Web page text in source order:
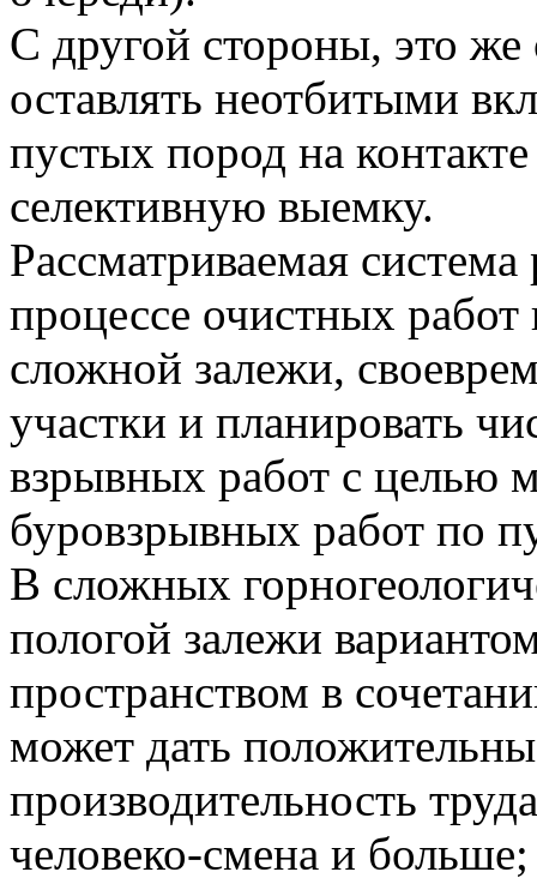
С другой стороны, это же
оставлять неотбитыми
пустых пород на
селективную выемку.
Рассматриваемая система
процессе очистных
сложной залежи,
участки и планировать
взрывных работ с целью
буровзрывных работ по
В сложных
пологой залежи
пространством в
может дать
производительность
человеко-смена и